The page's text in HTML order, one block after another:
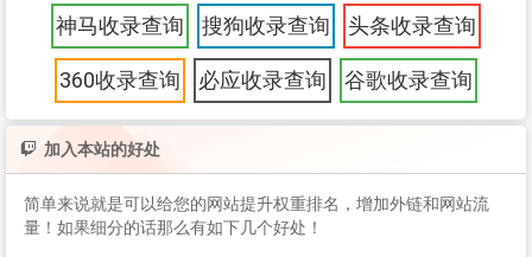
神马收录查询 搜狗收录查询 头条收录查询
360收录查询 必应收录查询 谷歌收录查询
加入本站的好处
简单来说就是可以给您的网站提升权重排名，增加外链和网站流
量！如果细分的话那么有如下几个好处！